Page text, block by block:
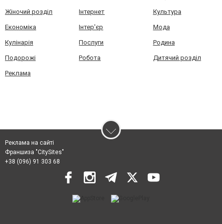
Жіночий розділ Інтернет Культура
Економіка Інтер'єр Мода
Кулінарія Послуги Родина
Подорожі Робота Дитячий розділ
Реклама
Реклама на сайті
Франшиза "CitySites"
+38 (096) 91 303 68